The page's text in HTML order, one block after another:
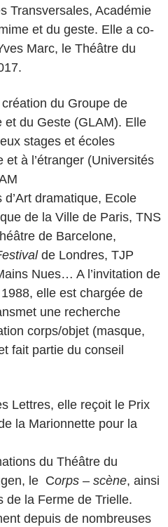
Transversales, Académie
et du geste. Elle a co-
Marc, le Théâtre du
du Groupe de
et du Geste (GLAM). Elle
stages et écoles
à l’étranger (Universités
dramatique, Ecole
de la Ville de Paris, TNS
de Barcelone,
de Londres, TJP
Nues… A l’invitation de
elle est chargée de
une recherche
corps/objet (masque,
fait partie du conseil
Lettres, elle reçoit le Prix
la Marionnette pour la
du Théâtre du
le Corps – scène, ainsi
de la Ferme de Trielle.
depuis de nombreuses